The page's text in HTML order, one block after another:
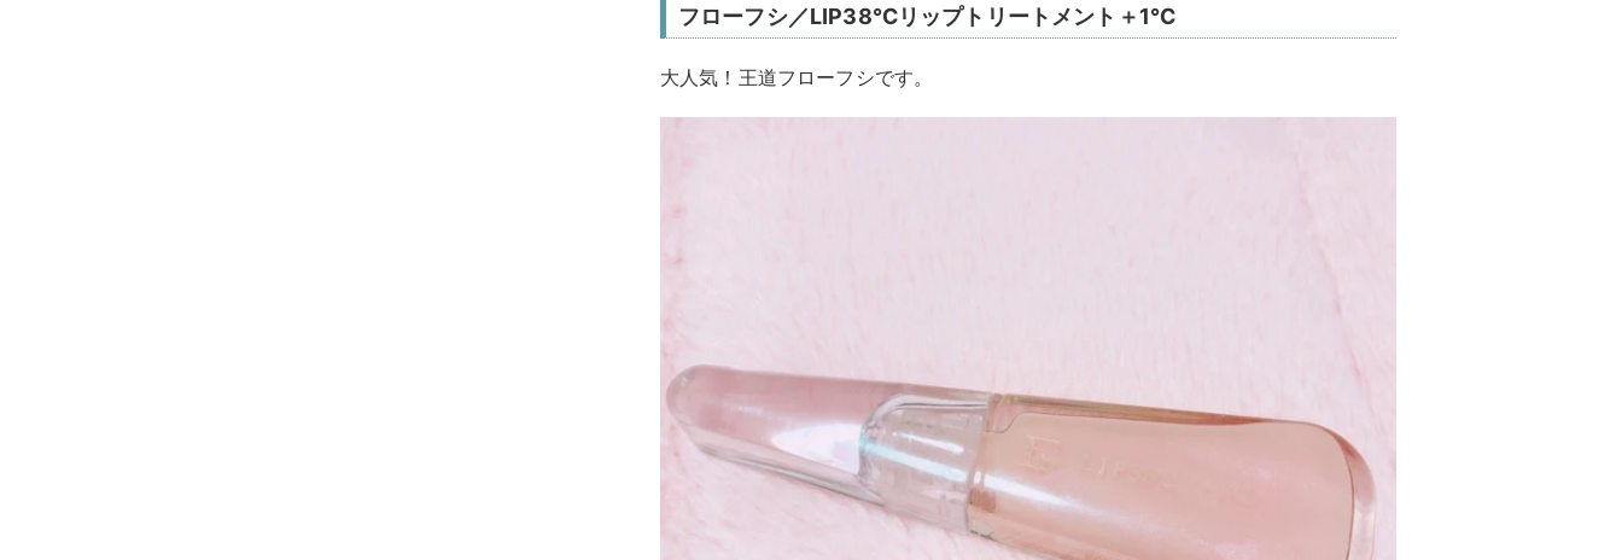
フローフシ／LIP38℃リップトリートメント＋1℃
大人気！王道フローフシです。